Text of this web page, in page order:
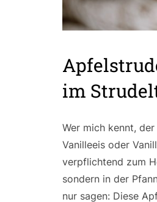
im
Wer mich kennt,
Vanilleeis oder
verpflichtend zum
sondern in der
nur sagen: Diese